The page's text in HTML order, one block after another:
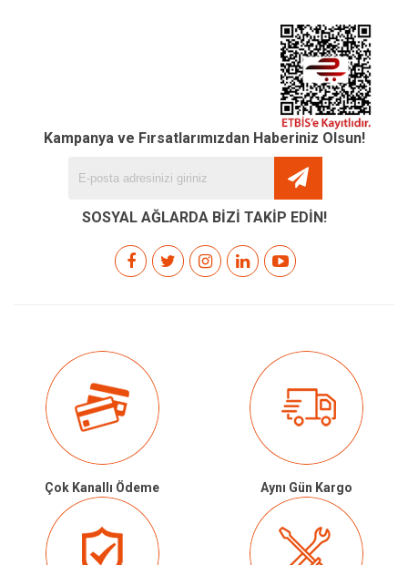
Kampanya ve Fırsatlarımızdan Haberiniz Olsun!
SOSYAL AĞLARDA BİZİ TAKİP EDİN!
Çok Kanallı Ödeme Aynı Gün Kargo